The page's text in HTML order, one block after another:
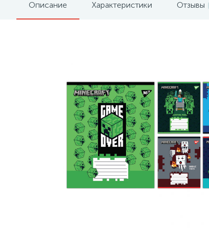
Описание Характеристики Отзывы